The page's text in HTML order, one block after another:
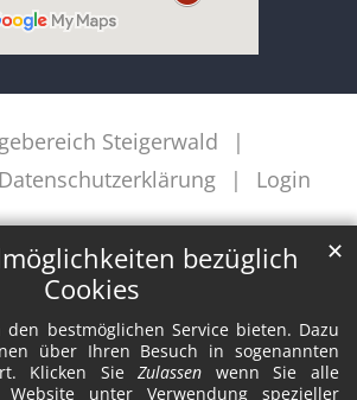
bezüglich
Cookies
bestmöglichen Service bieten. Dazu
über Ihren Besuch in sogenannten
Klicken SieZulassen wenn Sie alle
Website unter Verwendung spezieller
✕
Steigerwald
Datenschutzerklärung Login